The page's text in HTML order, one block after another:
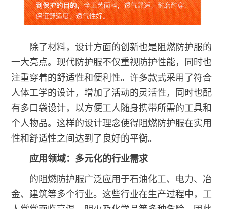
除了材料，设计方面的创新也是阻燃防护服的
一大亮点。现代防护服不仅重视防护性能，同时也
注重穿着的舒适性和便利性。许多款式采用了符合
人体工学的设计，增加了活动的灵活性，同时也配
有多口袋设计，以方便工人随身携带所需的工具和
个人物品。这样的设计理念使得阻燃防护服在实用
性和舒适性之间达到了良好的平衡。
应用领域：多元化的行业需求
的阻燃防护服广泛应用于石油化工、电力、冶
金、建筑等多个行业。这些行业在生产过程中，工